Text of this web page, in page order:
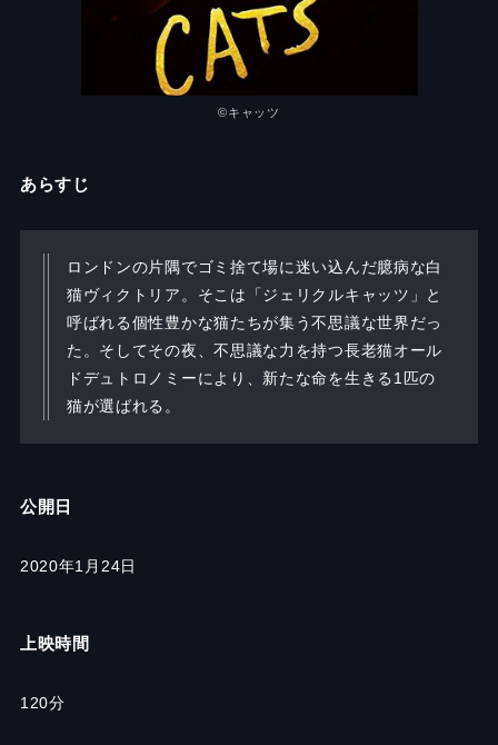
©︎キャッツ
あらすじ
ロンドンの片隅でゴミ捨て場に迷い込んだ臆病な白
猫ヴィクトリア。そこは「ジェリクルキャッツ」と
呼ばれる個性豊かな猫たちが集う不思議な世界だっ
た。そしてその夜、不思議な力を持つ長老猫オール
ドデュトロノミーにより、新たな命を生きる1匹の
猫が選ばれる。
公開日
2020年1月24日
上映時間
120分